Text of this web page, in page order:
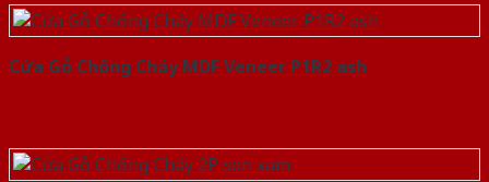
Cửa Gỗ Chống Cháy MDF Veneer P1R2 ash